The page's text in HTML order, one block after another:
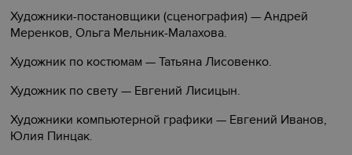
Художники-постановщики (сценография) — Андрей
Меренков, Ольга Мельник-Малахова.
Художник по костюмам — Татьяна Лисовенко.
Художник по свету — Евгений Лисицын.
Художники компьютерной графики — Евгений Иванов,
Юлия Пинцак.